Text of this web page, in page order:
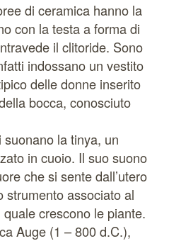
di ceramica hanno la
con la testa a forma di
il clitoride. Sono
indossano un vestito
delle donne inserito
bocca, conosciuto
suonano la tinya, un
in cuoio. Il suo suono
che si sente dall’utero
strumento associato al
crescono le piante.
Auge (1 – 800 d.C.),